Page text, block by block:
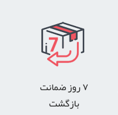
۷ روز ضمانت
بازگشت